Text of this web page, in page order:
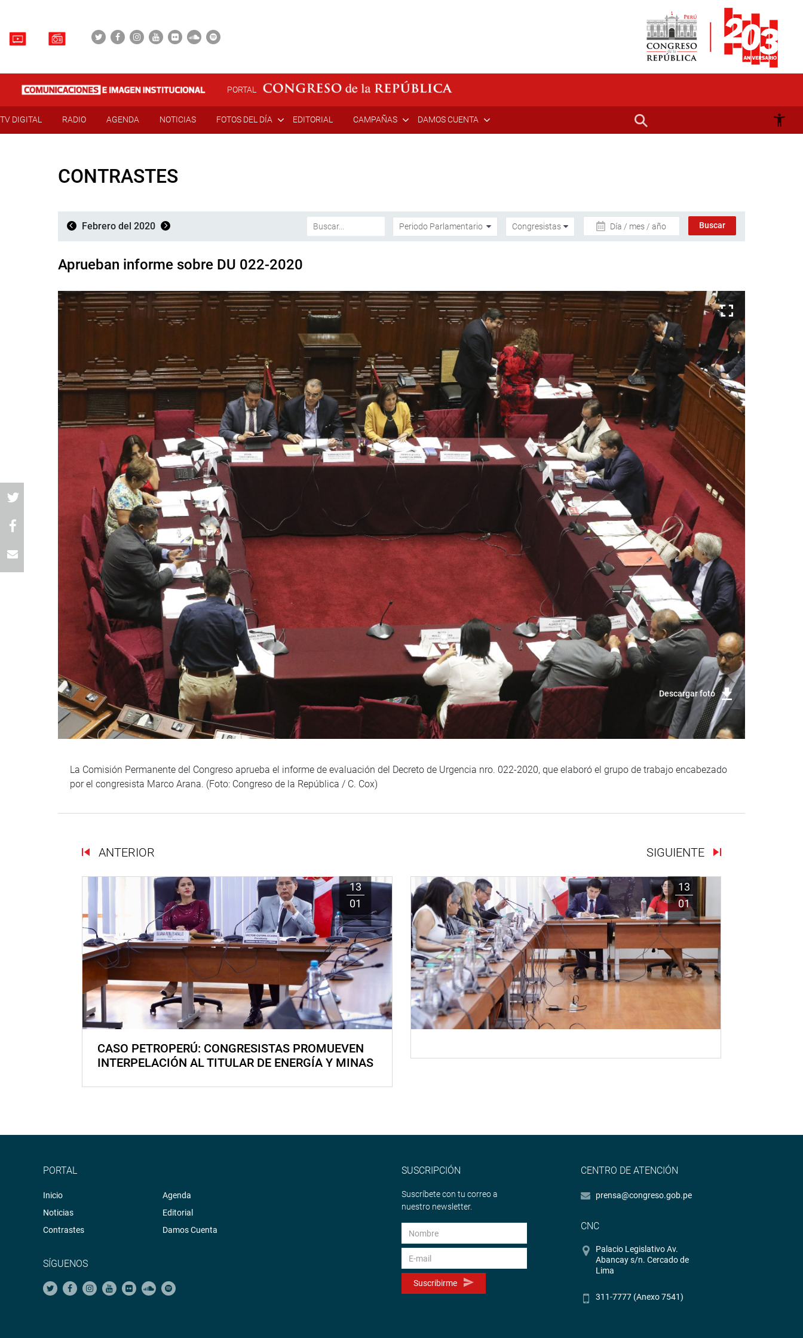
PORTAL
TV DIGITAL RADIO AGENDA NOTICIAS FOTOS DEL DÍA EDITORIAL CAMPAÑAS DAMOS CUENTA
CONTRASTES
Febrero del 2020 Día / mes / año
Aprueban informe sobre DU 022-2020
Descargar foto
La Comisión Permanente del Congreso aprueba el informe de evaluación del Decreto de Urgencia nro. 022-2020, que elaboró el grupo de trabajo encabezado
por el congresista Marco Arana. (Foto: Congreso de la República / C. Cox)
ANTERIOR SIGUIENTE
13
01
CASO PETROPERÚ: CONGRESISTAS PROMUEVEN
INTERPELACIÓN AL TITULAR DE ENERGÍA Y MINAS
13
01
PORTAL
Inicio
Noticias
Contrastes
Agenda
Editorial
Damos Cuenta
SÍGUENOS
SUSCRIPCIÓN
Suscríbete con tu correo a
nuestro newsletter.
Suscribirme
CENTRO DE ATENCIÓN
prensa@congreso.gob.pe
CNC
Palacio Legislativo Av.
Abancay s/n. Cercado de
Lima
311-7777 (Anexo 7541)